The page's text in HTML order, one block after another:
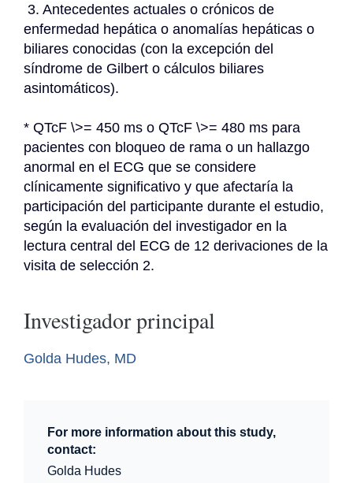
enfermedad hepática o anomalías hepáticas o
biliares conocidas (con la excepción del
síndrome de Gilbert o cálculos biliares
asintomáticos).
* QTcF \>= 450 ms o QTcF \>= 480 ms para
pacientes con bloqueo de rama o un hallazgo
anormal en el ECG que se considere
clínicamente significativo y que afectaría la
participación del participante durante el estudio,
según la evaluación del investigador en la
lectura central del ECG de 12 derivaciones de la
visita de selección 2.
Investigador principal
Golda Hudes, MD
For more information about this study,
contact:
Golda Hudes